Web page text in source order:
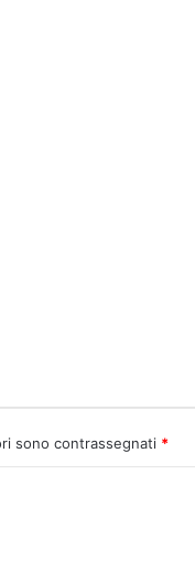
sono contrassegnati *